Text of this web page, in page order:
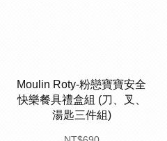
Moulin Roty-粉戀寶寶安全
快樂餐具禮盒組 (刀、叉、
湯匙三件組)